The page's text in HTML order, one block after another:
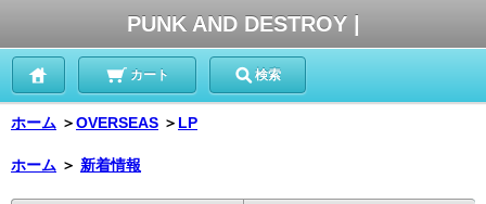
PUNK AND DESTROY |
カート 検索
ホーム ＞OVERSEAS ＞ LP
ホーム ＞ 新着情報